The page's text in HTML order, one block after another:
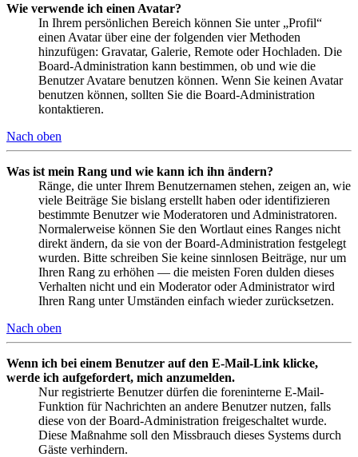
Wie verwende ich einen Avatar?
In Ihrem persönlichen Bereich können Sie unter „Profil“
einen Avatar über eine der folgenden vier Methoden
hinzufügen: Gravatar, Galerie, Remote oder Hochladen. Die
Board-Administration kann bestimmen, ob und wie die
Benutzer Avatare benutzen können. Wenn Sie keinen Avatar
benutzen können, sollten Sie die Board-Administration
kontaktieren.
Nach oben
Was ist mein Rang und wie kann ich ihn ändern?
Ränge, die unter Ihrem Benutzernamen stehen, zeigen an, wie
viele Beiträge Sie bislang erstellt haben oder identifizieren
bestimmte Benutzer wie Moderatoren und Administratoren.
Normalerweise können Sie den Wortlaut eines Ranges nicht
direkt ändern, da sie von der Board-Administration festgelegt
wurden. Bitte schreiben Sie keine sinnlosen Beiträge, nur um
Ihren Rang zu erhöhen — die meisten Foren dulden dieses
Verhalten nicht und ein Moderator oder Administrator wird
Ihren Rang unter Umständen einfach wieder zurücksetzen.
Nach oben
Wenn ich bei einem Benutzer auf den E-Mail-Link klicke,
werde ich aufgefordert, mich anzumelden.
Nur registrierte Benutzer dürfen die foreninterne E-Mail-
Funktion für Nachrichten an andere Benutzer nutzen, falls
diese von der Board-Administration freigeschaltet wurde.
Diese Maßnahme soll den Missbrauch dieses Systems durch
Gäste verhindern.